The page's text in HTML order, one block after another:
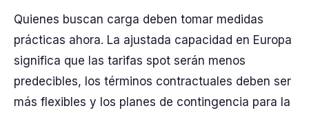
Quienes buscan carga deben tomar medidas
prácticas ahora. La ajustada capacidad en Europa
significa que las tarifas spot serán menos
predecibles, los términos contractuales deben ser
más flexibles y los planes de contingencia para la